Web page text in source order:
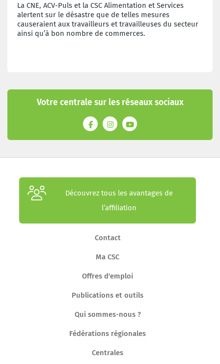
La CNE, ACV-Puls et la CSC Alimentation et Services
alertent sur le désastre que de telles mesures
causeraient aux travailleurs et travailleuses du secteur
ainsi qu’à bon nombre de commerces.
Votre centrale sur les réseaux sociaux
Découvrez tous les avantages de
l’affiliation
Contact
Ma CSC
Offres d'emploi
Publications et outils
Qui sommes-nous ?
Fédérations régionales
Centrales